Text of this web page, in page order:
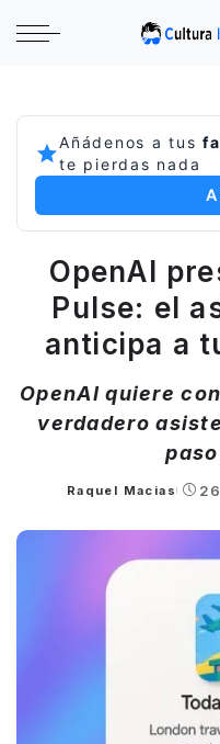
Añádenos a tus
te pierdas nada
OpenAI
Pulse: el
anticipa a
OpenAI quiere
verdadero
Posted
Raquel Macias